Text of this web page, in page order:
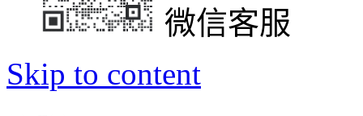
微信客服
Skip to content